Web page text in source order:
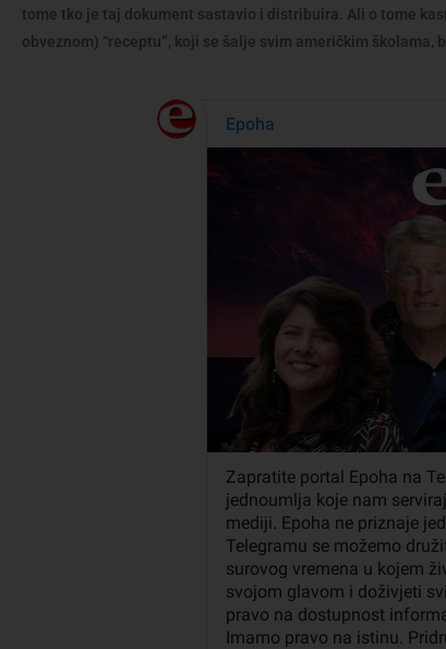
tome tko je taj dokument sastavio i distribuira. Ali o tome
obveznom) “receptu”, koji se šalje svim američkim školama,